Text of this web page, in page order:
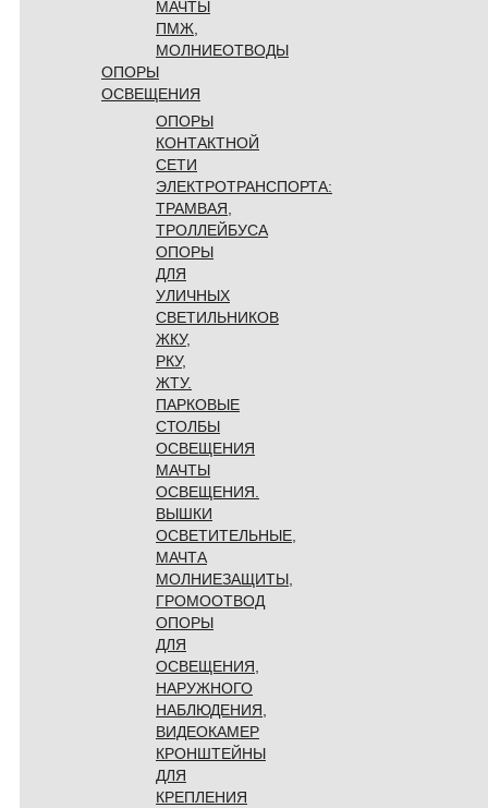
МАЧТЫ
ПМЖ,
МОЛНИЕОТВОДЫ
ОПОРЫ
ОСВЕЩЕНИЯ
ОПОРЫ
КОНТАКТНОЙ
СЕТИ
ЭЛЕКТРОТРАНСПОРТА:
ТРАМВАЯ,
ТРОЛЛЕЙБУСА
ОПОРЫ
ДЛЯ
УЛИЧНЫХ
СВЕТИЛЬНИКОВ
ЖКУ,
РКУ,
ЖТУ.
ПАРКОВЫЕ
СТОЛБЫ
ОСВЕЩЕНИЯ
МАЧТЫ
ОСВЕЩЕНИЯ.
ВЫШКИ
ОСВЕТИТЕЛЬНЫЕ,
МАЧТА
МОЛНИЕЗАЩИТЫ,
ГРОМООТВОД
ОПОРЫ
ДЛЯ
ОСВЕЩЕНИЯ,
НАРУЖНОГО
НАБЛЮДЕНИЯ,
ВИДЕОКАМЕР
КРОНШТЕЙНЫ
ДЛЯ
КРЕПЛЕНИЯ